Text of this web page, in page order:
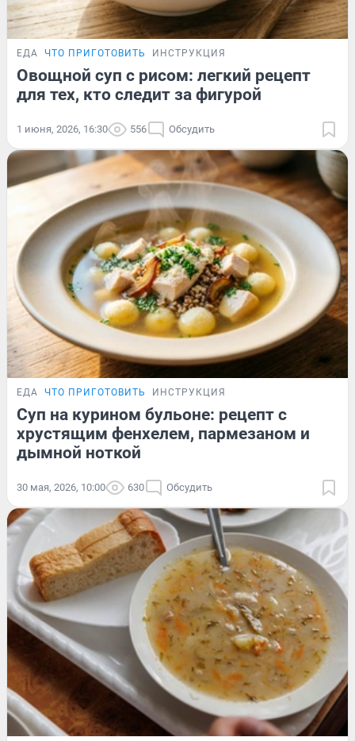
ЕДА ЧТО ПРИГОТОВИТЬ ИНСТРУКЦИЯ
Овощной суп с рисом: легкий рецепт
для тех, кто следит за фигурой
1 июня, 2026, 16:30 556 Обсудить
ЕДА ЧТО ПРИГОТОВИТЬ ИНСТРУКЦИЯ
Суп на курином бульоне: рецепт с
хрустящим фенхелем, пармезаном и
дымной ноткой
30 мая, 2026, 10:00 630 Обсудить